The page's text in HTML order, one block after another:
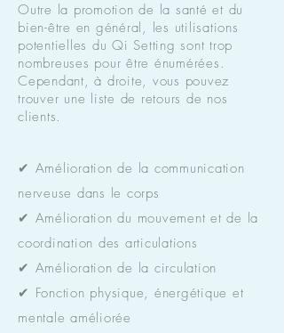
Outre la promotion de la santé et du
bien-être en général, les utilisations
potentielles du Qi Setting sont trop
nombreuses pour être énumérées.
Cependant, à droite, vous pouvez
trouver une liste de retours de nos
clients.
✔ Amélioration de la communication
nerveuse dans le corps
✔ Amélioration du mouvement et de la
coordination des articulations
✔ Amélioration de la circulation
✔ Fonction physique, énergétique et
mentale améliorée